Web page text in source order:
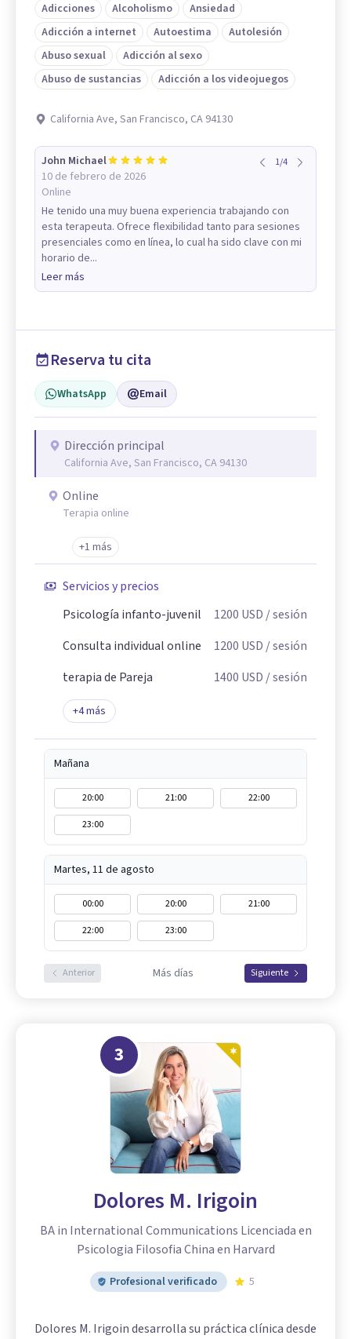
Adicciones Alcoholismo
Ansiedad
Adicción a internet
Autoestima
Autolesión
Abuso sexual
Adicción al sexo
Abuso de sustancias
Adicción a los videojuegos
California Ave, San Francisco, CA 94130
John Michael
10 de febrero de 2026
Online
1/4
He tenido una muy buena experiencia trabajando con
esta terapeuta. Ofrece flexibilidad tanto para sesiones
presenciales como en línea, lo cual ha sido clave con mi
horario de...
Leer más
Reserva tu cita
WhatsApp Email
Dirección principal
California Ave, San Francisco, CA 94130
Online
Terapia online
+1 más
Servicios y precios
Psicología infanto-juvenil
1200 USD / sesión
Consulta individual online
1200 USD / sesión
terapia de Pareja
1400 USD / sesión
+4más
Mañana
20:00 21:00
22:00
23:00
Martes, 11 de agosto
00:00 20:00
21:00
22:00
23:00
Anterior Más días Siguiente
3
Dolores M. Irigoin
BA in International Communications Licenciada en
Psicologia Filosofia China en Harvard
Profesional verificado 5
Dolores M. Irigoin desarrolla su práctica clínica desde